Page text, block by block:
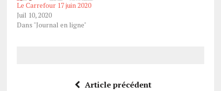
Le Carrefour 17 juin 2020
Juil 10, 2020
Dans "Journal en ligne"
Article précédent